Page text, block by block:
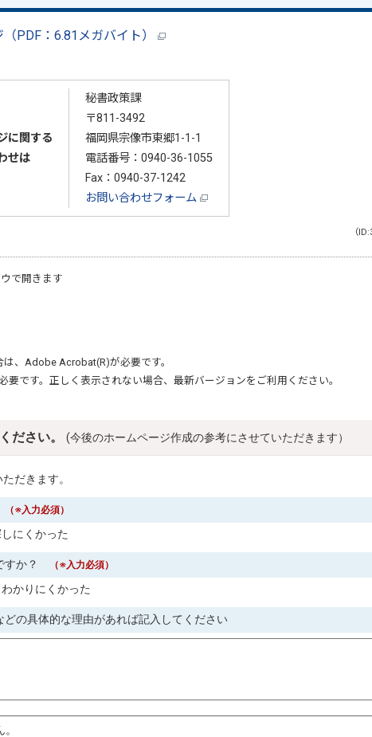
PDF：6.81メガバイト）
に関する
せは
秘書政策課
〒811-3492
福岡県宗像市東郷1-1-1
電話番号： 0940-36-1055
Fax：0940-37-1242
お問い合わせフォーム
（
で開きます
、 Adobe Acrobat(R)が必要です。
要です。正しく表示されない場合、最新バージョンをご利用ください。